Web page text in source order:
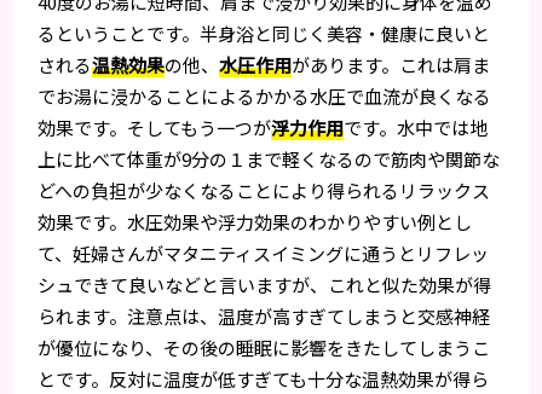
るということです。半身浴と同じく美容・健康に良いと
される温熱効果の他、水圧作用があります。これは肩ま
でお湯に浸かることによるかかる水圧で血流が良くなる
効果です。そしてもう一つが浮力作用です。水中では地
上に比べて体重が9分の１まで軽くなるので筋肉や関節な
どへの負担が少なくなることにより得られるリラックス
効果です。水圧効果や浮力効果のわかりやすい例とし
て、妊婦さんがマタニティスイミングに通うとリフレッ
シュできて良いなどと言いますが、これと似た効果が得
られます。注意点は、温度が高すぎてしまうと交感神経
が優位になり、その後の睡眠に影響をきたしてしまうこ
とです。反対に温度が低すぎても十分な温熱効果が得ら